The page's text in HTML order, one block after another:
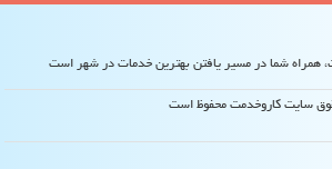
همراه شما در مسیر یافتن بهترین خدمات در شهر است